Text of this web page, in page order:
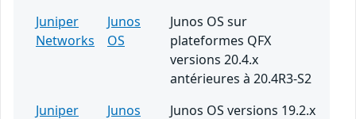
Juniper
Networks
Junos
OS
Junos OS sur
plateformes QFX
versions 20.4.x
antérieures à 20.4R3-S2
Juniper
Junos
Junos OS versions 19.2.x